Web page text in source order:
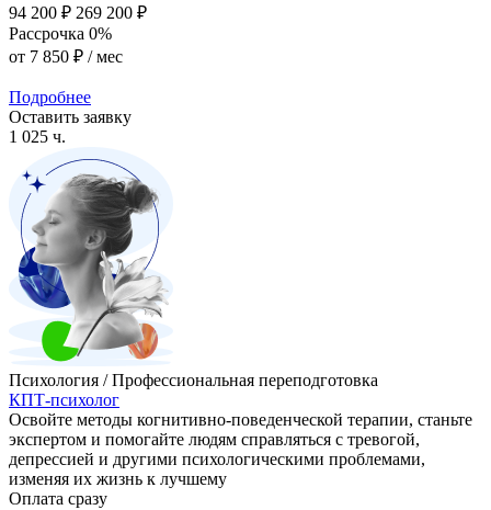
94 200 ₽ 269 200 ₽
Рассрочка 0%
от 7 850 ₽ / мес
Подробнее
Оставить заявку
1 025 ч.
Психология / Профессиональная переподготовка
КПТ-психолог
Освойте методы когнитивно-поведенческой терапии, станьте
экспертом и помогайте людям справляться с тревогой,
депрессией и другими психологическими проблемами,
изменяя их жизнь к лучшему
Оплата сразу